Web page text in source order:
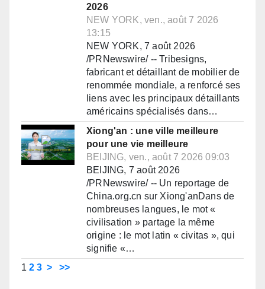
2026
NEW YORK, ven., août 7 2026
13:15
NEW YORK, 7 août 2026
/PRNewswire/ -- Tribesigns,
fabricant et détaillant de mobilier de
renommée mondiale, a renforcé ses
liens avec les principaux détaillants
américains spécialisés dans…
Xiong'an : une ville meilleure
pour une vie meilleure
BEIJING, ven., août 7 2026 09:03
BEIJING, 7 août 2026
/PRNewswire/ -- Un reportage de
China.org.cn sur Xiong'anDans de
nombreuses langues, le mot «
civilisation » partage la même
origine : le mot latin « civitas », qui
signifie «…
1 2 3 > >>